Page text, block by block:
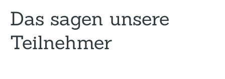
Das sagen unsere
Teilnehmer